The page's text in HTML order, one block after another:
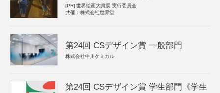
[PR] 世界絵画大賞展 実行委員会
共催：株式会社世界堂
第24回 CSデザイン賞 一般部門
株式会社中川ケミカル
第24回 CSデザイン賞 学生部門《学生